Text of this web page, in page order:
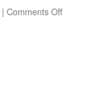
| Comments Offon